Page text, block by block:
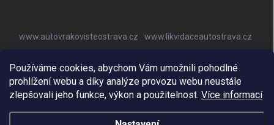
Používáme cookies, abychom Vám umožnili pohodlné
prohlížení webu a díky analýze provozu webu neustále
zlepšovali jeho funkce, výkon a použitelnost. Více informací
www.autovrakovisteostrava.cz
www.likvidaceautostrava.cz